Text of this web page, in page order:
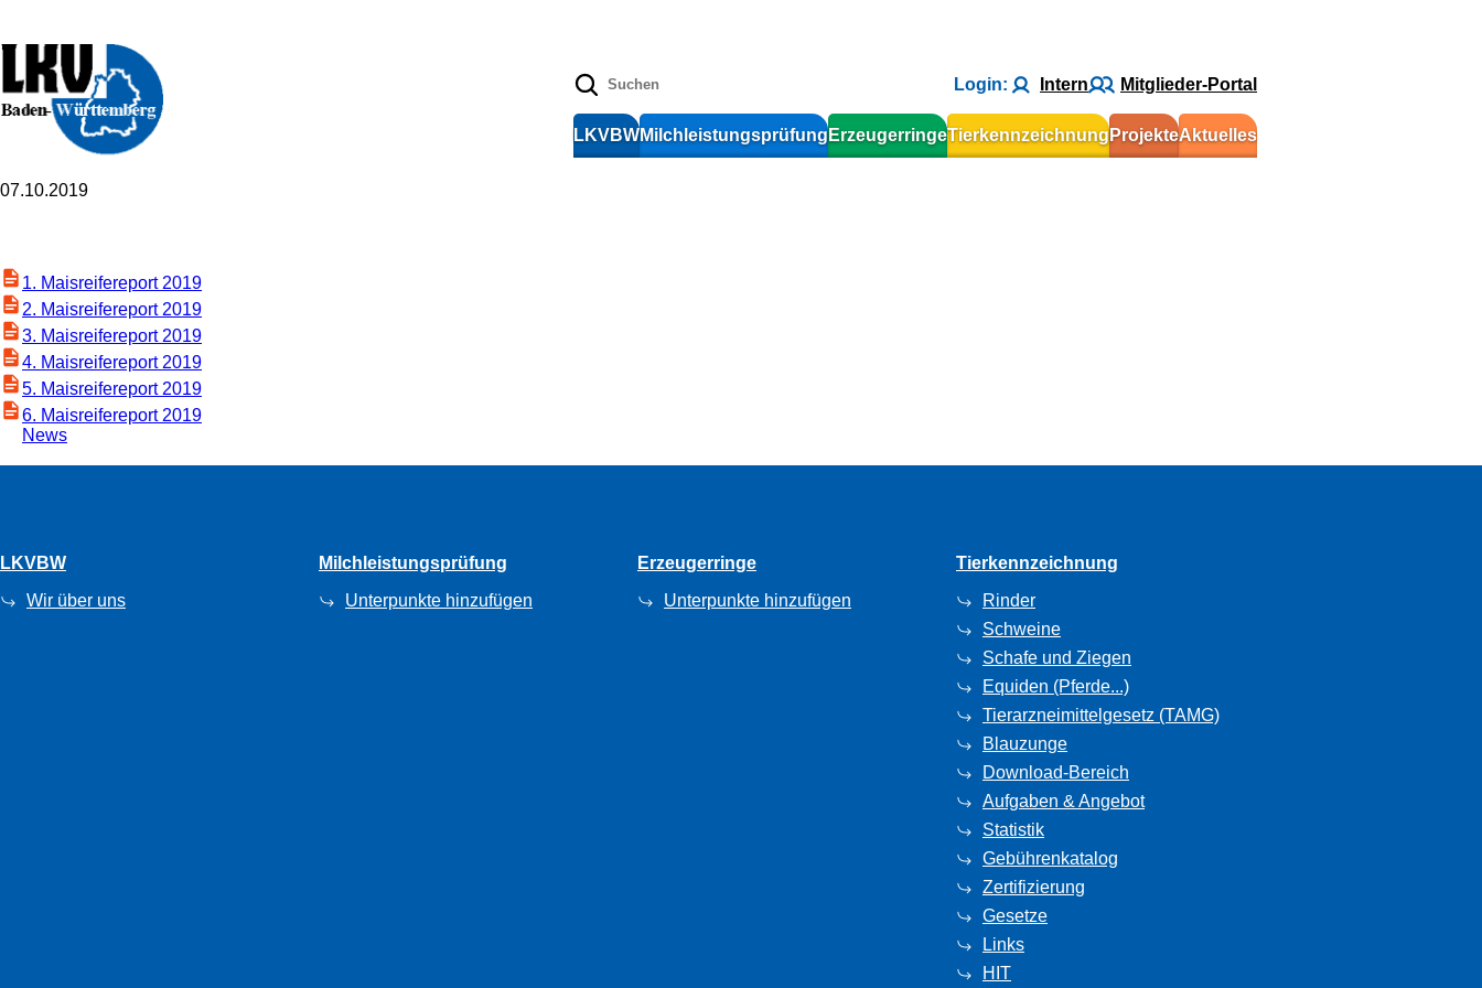
Login: Intern Mitglieder-Portal
LKVBWMilchleistungsprüfungErzeugerringeTierkennzeichnungProjekteAktuelles
07.10.2019
1. Maisreifereport 2019
2. Maisreifereport 2019
3. Maisreifereport 2019
4. Maisreifereport 2019
5. Maisreifereport 2019
6. Maisreifereport 2019
News
LKVBW
Wir über uns
Milchleistungsprüfung
Unterpunkte hinzufügen
Erzeugerringe
Unterpunkte hinzufügen
Tierkennzeichnung
Rinder
Schweine
Schafe und Ziegen
Equiden (Pferde...)
Tierarzneimittelgesetz (TAMG)
Blauzunge
Download-Bereich
Aufgaben & Angebot
Statistik
Gebührenkatalog
Zertifizierung
Gesetze
Links
HIT